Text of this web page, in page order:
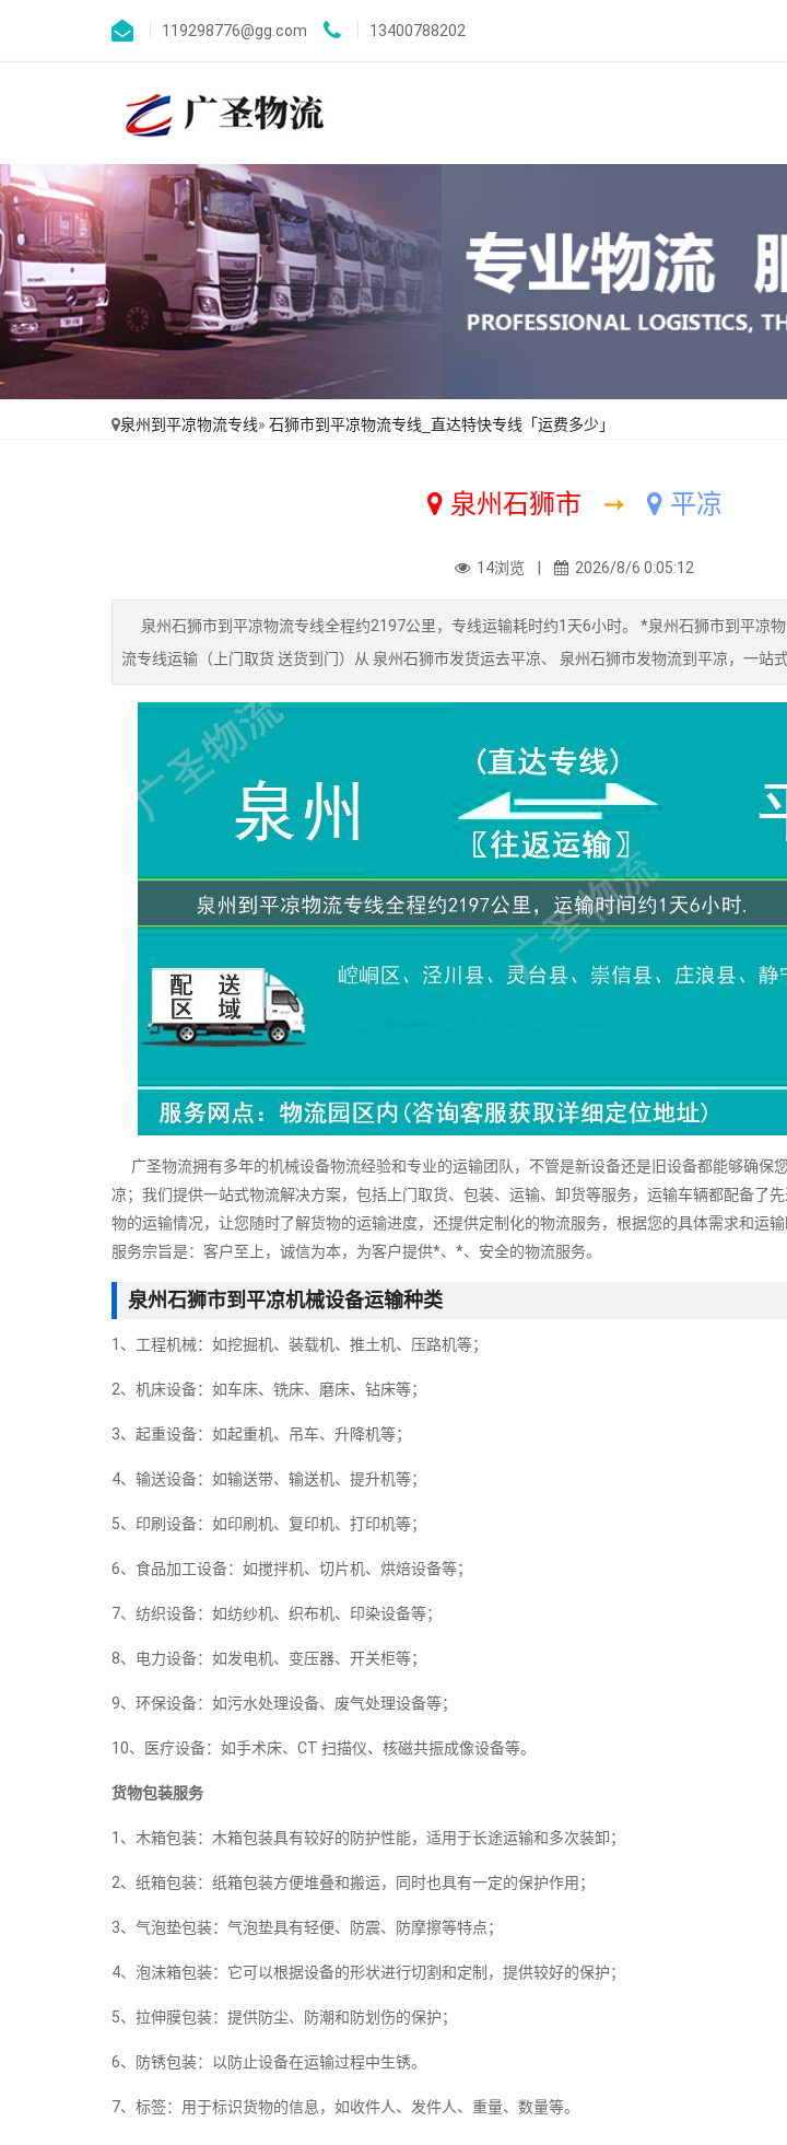
119298776@gg.com 13400788202
泉州到平凉物流专线» 石狮市到平凉物流专线_直达特快专线「运费多少」
泉州石狮市 ➙ 平凉
14浏览 | 2026/8/6 0:05:12
泉州石狮市到平凉物流专线全程约2197公里，专线运输耗时约1天6小时。 *泉州石狮市到平凉
流专线运输（上门取货 送货到门）从 泉州石狮市发货运去平凉、 泉州石狮市发物流到平凉，一站
广圣物流拥有多年的机械设备物流经验和专业的运输团队，不管是新设备还是旧设备都能够确保
凉；我们提供一站式物流解决方案，包括上门取货、包装、运输、卸货等服务，运输车辆都配备了
物的运输情况，让您随时了解货物的运输进度，还提供定制化的物流服务，根据您的具体需求和运
服务宗旨是：客户至上，诚信为本，为客户提供*、*、安全的物流服务。
泉州石狮市到平凉机械设备运输种类
1、工程机械：如挖掘机、装载机、推土机、压路机等；
2、机床设备：如车床、铣床、磨床、钻床等；
3、起重设备：如起重机、吊车、升降机等；
4、输送设备：如输送带、输送机、提升机等；
5、印刷设备：如印刷机、复印机、打印机等；
6、食品加工设备：如搅拌机、切片机、烘焙设备等；
7、纺织设备：如纺纱机、织布机、印染设备等；
8、电力设备：如发电机、变压器、开关柜等；
9、环保设备：如污水处理设备、废气处理设备等；
10、医疗设备：如手术床、CT 扫描仪、核磁共振成像设备等。
货物包装服务
1、木箱包装：木箱包装具有较好的防护性能，适用于长途运输和多次装卸；
2、纸箱包装：纸箱包装方便堆叠和搬运，同时也具有一定的保护作用；
3、气泡垫包装：气泡垫具有轻便、防震、防摩擦等特点；
4、泡沫箱包装：它可以根据设备的形状进行切割和定制，提供较好的保护；
5、拉伸膜包装：提供防尘、防潮和防划伤的保护；
6、防锈包装：以防止设备在运输过程中生锈。
7、标签：用于标识货物的信息，如收件人、发件人、重量、数量等。